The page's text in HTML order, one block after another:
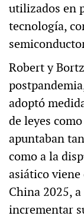
utilizados en
tecnología,
Robert y
adoptó
de leyes
apuntaban
como a la
asiático
China 2025,
incrementar